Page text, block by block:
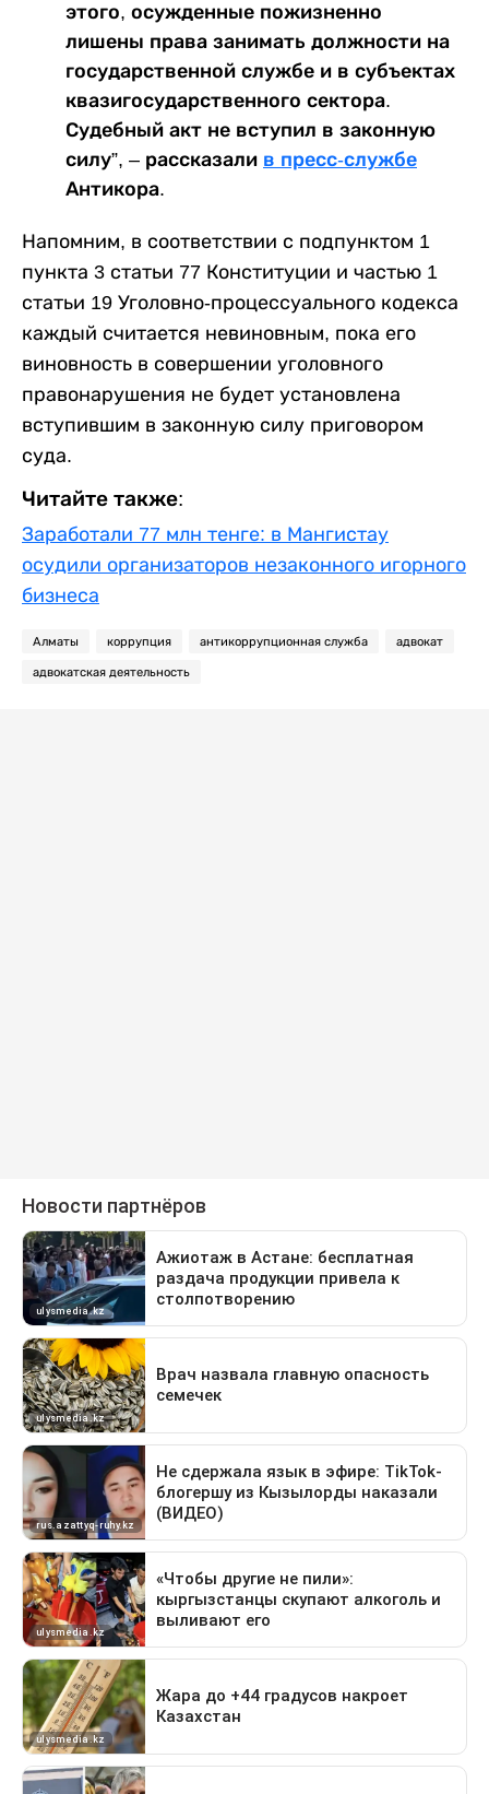
этого, осужденные пожизненно
лишены права занимать должности на
государственной службе и в субъектах
квазигосударственного сектора.
Судебный акт не вступил в законную
силу”, – рассказали в пресс-службе
Антикора.
Напомним, в соответствии с подпунктом 1
пункта 3 статьи 77 Конституции и частью 1
статьи 19 Уголовно-процессуального кодекса
каждый считается невиновным, пока его
виновность в совершении уголовного
правонарушения не будет установлена
вступившим в законную силу приговором
суда.
Читайте также:
Заработали 77 млн тенге: в Мангистау
осудили организаторов незаконного игорного
бизнеса
Алматы коррупция антикоррупционная служба адвокат
адвокатская деятельность